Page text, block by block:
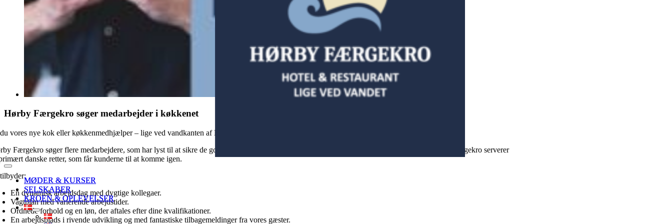
Toggle
NavigationMØDER & KURSER
SELSKABER
KROEN & OPLEVELSER
Toggle
NavigationMØDER & KURSER
SELSKABER
KROEN & OPLEVELSER
Hørby Færgekro søger medarbejder i køkkenet
vores nye kok eller køkkenmedhjælper – lige ved vandkanten af Holbæk Fjord?
Færgekro søger flere medarbejdere, som har lyst til at sikre de gode madoplevelser i vores restaurant og selskabslokaler. I vores nyrenoveret færgekro serverer
danske retter, som får kunderne til at komme igen.
En dynamisk arbejdsdag med dygtige kollegaer.
Vagtplan med varierende arbejdstider.
Ordnede forhold og en løn, der aftales efter dine kvalifikationer.
En arbejdsplads i rivende udvikling og med fantastiske tilbagemeldinger fra vores gæster.